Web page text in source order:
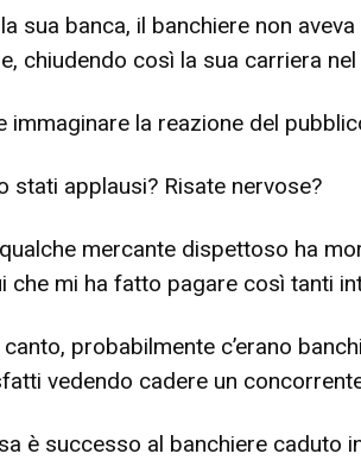
sua banca, il banchiere non
chiudendo così la sua carriera
immaginare la reazione del
stati applausi? Risate nervose?
mercante dispettoso ha
che mi ha fatto pagare così tanti
canto, probabilmente c’erano
vedendo cadere un
è successo al banchiere caduto